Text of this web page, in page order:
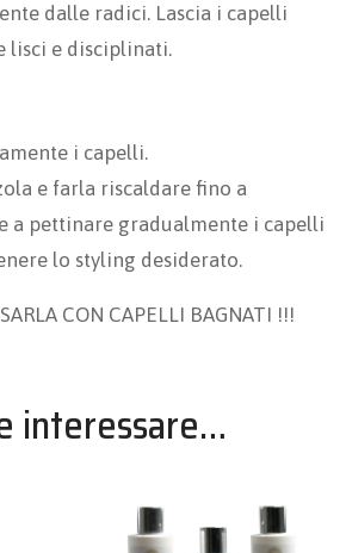
dalle radici. Lascia i capelli
lisci e disciplinati.
i capelli.
e farla riscaldare fino a
a pettinare gradualmente i capelli
lo styling desiderato.
CON CAPELLI BAGNATI !!!
interessare…